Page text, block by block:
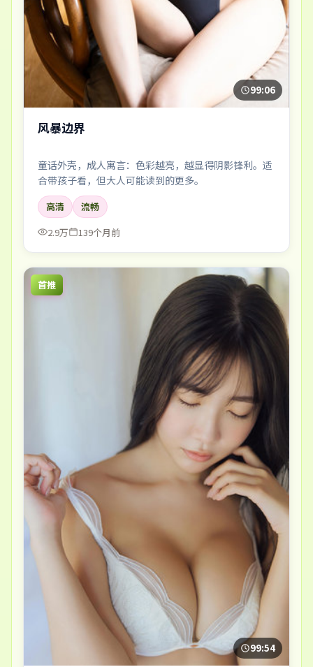
99:06
风暴边界
童话外壳，成人寓言：色彩越亮，越显得阴影锋利。适
合带孩子看，但大人可能读到的更多。
高清
流畅
2.9万
139个月前
首推
99:54